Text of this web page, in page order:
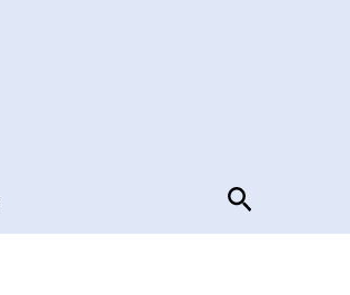
Pesquisar